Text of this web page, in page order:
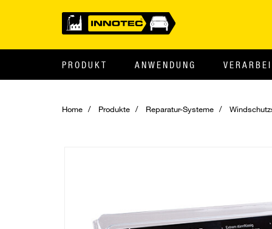
PRODUKT ANWENDUNG
Home Produkte Reparatur-Systeme